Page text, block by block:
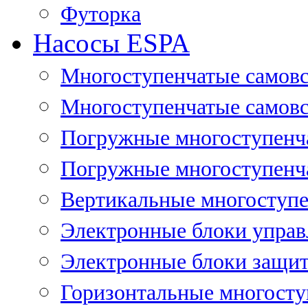
Футорка
Насосы ESPA
Многоступенчатые
Многоступенчатые
Погружные
Погружные
Вертикальные
Электронные блоки
Электронные блоки
Горизонтальные